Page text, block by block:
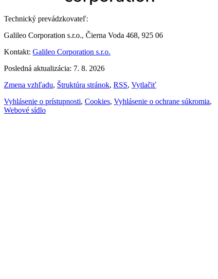
Technický prevádzkovateľ:
Galileo Corporation s.r.o., Čierna Voda 468, 925 06
Kontakt: Galileo Corporation s.r.o.
Posledná aktualizácia: 7. 8. 2026
Zmena vzhľadu, Štruktúra stránok, RSS, Vytlačiť
Vyhlásenie o prístupnosti, Cookies, Vyhlásenie o ochrane súkromia,
Webové sídlo